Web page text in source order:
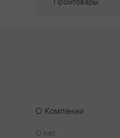
Промтовары
О Компании
О нас